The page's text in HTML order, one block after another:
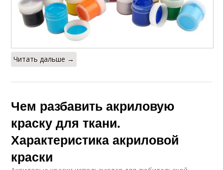
Читать дальше →
Чем разбавить акриловую
краску для ткани.
Характеристика акриловой
краски